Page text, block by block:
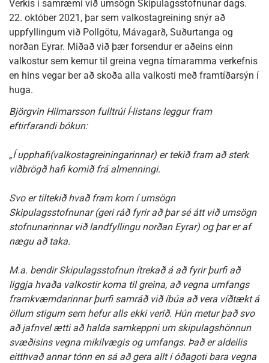
Verkís í samræmi við umsögn Skipulagsstofnunar dags.
22. október 2021, þar sem valkostagreining snýr að
uppfyllingum við Pollgötu, Mávagarð, Suðurtanga og
norðan Eyrar. Miðað við þær forsendur er aðeins einn
valkostur sem kemur til greina vegna tímaramma verkefnis
en hins vegar ber að skoða alla valkosti með framtíðarsýn í
huga.
Björgvin Hilmarsson fulltrúi Í-listans leggur fram
eftirfarandi bókun:
„Í upphafi(valkostagreiningarinnar) er tekið fram að sterk
viðbrögð hafi komið frá almenningi.
Svo er tiltekið hvað fram kom í umsögn
Skipulagsstofnunar (geri ráð fyrir að þar sé átt við umsögn
stofnunarinnar við landfyllingu norðan Eyrar) og þar er af
nægu að taka.
M.a. bendir Skipulagsstofnun ítrekað á að fyrir þurfi að
liggja hvaða valkostir koma til greina, að vegna umfangs
framkvæmdarinnar þurfi samráð við íbúa að vera víðtækt á
öllum stigum sem hefur alls ekki verið. Hún metur það svo
að jafnvel ætti að halda samkeppni um skipulagshönnun
svæðisins vegna mikilvægis og umfangs. Það er aldeilis
eitthvað annar tónn en sá að gera allt í óðagoti bara vegna